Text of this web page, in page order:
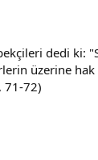
dedi ki:
üzerine
71-72)